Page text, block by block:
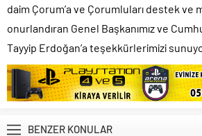
daim Çorum’a ve Çorumluları destek ve
onurlandıran Genel Başkanımız ve
Tayyip Erdoğan’a teşekkürlerimizi
BENZER KONULAR